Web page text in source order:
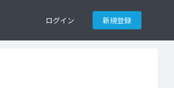
ログイン 新規登録